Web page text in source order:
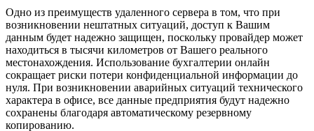
Одно из преимуществ удаленного сервера в том, что при
возникновении нештатных ситуаций, доступ к Вашим
данным будет надежно защищен, поскольку провайдер может
находиться в тысячи километров от Вашего реального
местонахождения. Использование бухгалтерии онлайн
сокращает риски потери конфиденциальной информации до
нуля. При возникновении аварийных ситуаций технического
характера в офисе, все данные предприятия будут надежно
сохранены благодаря автоматическому резервному
копированию.